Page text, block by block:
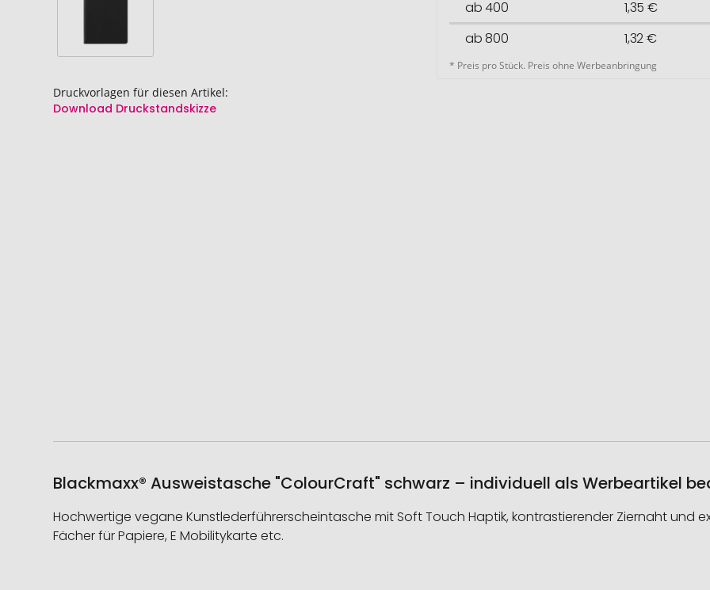
Druckvorlagen für diesen Artikel:
Download Druckstandskizze
ab 400
1,35 €
ab 800
1,32 €
* Preis pro Stück. Preis ohne Werbeanbringung
Blackmaxx® Ausweistasche "ColourCraft" schwarz – individuell als Werbeartikel
Hochwertige vegane Kunstlederführerscheintasche mit Soft Touch Haptik, kontrastierender Ziernaht und
Fächer für Papiere, E Mobilitykarte etc.